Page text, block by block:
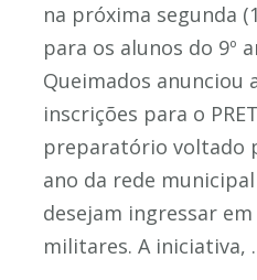
na próxima segunda
para os alunos do 9º
Queimados anunciou
inscrições para o
preparatório voltado
ano da rede
desejam ingressar
militares. A iniciativa,